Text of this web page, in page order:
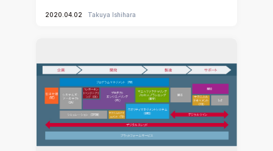
2020.04.02 Takuya Ishihara